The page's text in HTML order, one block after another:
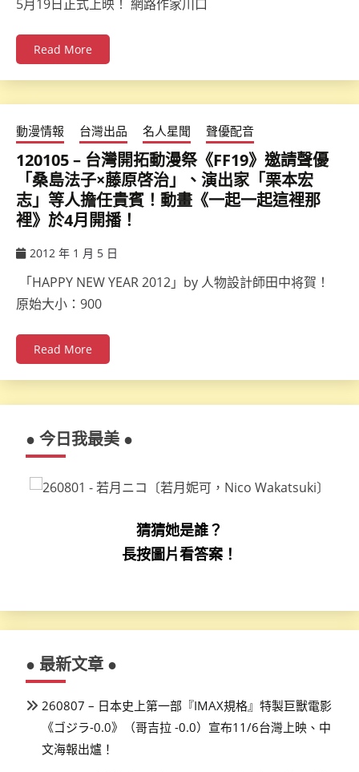
5月19日正式上映！ 網路作家川口
Read More
動漫情報 台灣出品 名人星聞 聲優配音
120105 – 台灣開拓動漫祭《FF19》邀請聲優
「桑島法子×藤原啓治」、演出家「栗本宏
志」等人擔任貴賓！動畫《一起一起這裡那
裡》於4月開播！
2012 年 1 月 5 日
「HAPPY NEW YEAR 2012」by 人物設計師田中将賀！
原始大小：900
Read More
● 今日我最美 ●
猜猜她是誰？
長按圖片看答案！
● 最新文章 ●
260807 – 日本史上第一部『IMAX規格』特製巨獸電影
《ゴジラ-0.0》（哥吉拉 -0.0）宣布11/6台灣上映、中
文海報出爐！